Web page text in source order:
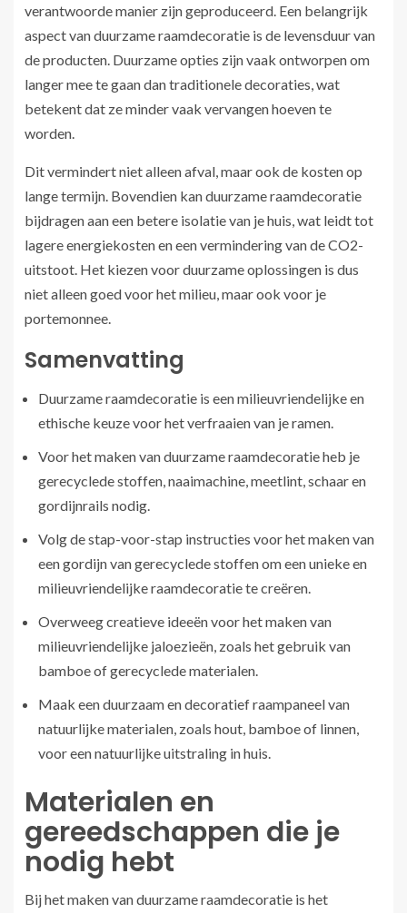
verantwoorde manier zijn geproduceerd. Een belangrijk
aspect van duurzame raamdecoratie is de levensduur van
de producten. Duurzame opties zijn vaak ontworpen om
langer mee te gaan dan traditionele decoraties, wat
betekent dat ze minder vaak vervangen hoeven te
worden.
Dit vermindert niet alleen afval, maar ook de kosten op
lange termijn. Bovendien kan duurzame raamdecoratie
bijdragen aan een betere isolatie van je huis, wat leidt tot
lagere energiekosten en een vermindering van de CO2-
uitstoot. Het kiezen voor duurzame oplossingen is dus
niet alleen goed voor het milieu, maar ook voor je
portemonnee.
Samenvatting
Duurzame raamdecoratie is een milieuvriendelijke en
ethische keuze voor het verfraaien van je ramen.
Voor het maken van duurzame raamdecoratie heb je
gerecyclede stoffen, naaimachine, meetlint, schaar en
gordijnrails nodig.
Volg de stap-voor-stap instructies voor het maken van
een gordijn van gerecyclede stoffen om een unieke en
milieuvriendelijke raamdecoratie te creëren.
Overweeg creatieve ideeën voor het maken van
milieuvriendelijke jaloezieën, zoals het gebruik van
bamboe of gerecyclede materialen.
Maak een duurzaam en decoratief raampaneel van
natuurlijke materialen, zoals hout, bamboe of linnen,
voor een natuurlijke uitstraling in huis.
Materialen en
gereedschappen die je
nodig hebt
Bij het maken van duurzame raamdecoratie is het